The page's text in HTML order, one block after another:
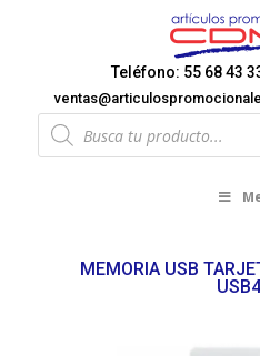
Teléfono: 55 68 43
Products
search
MEMORIA USB